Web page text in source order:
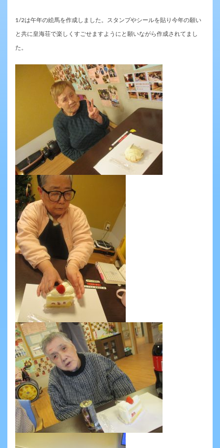
1/2は午年の絵馬を作成しました。スタンプやシールを貼り今年の願い
と共に皇海荘で楽しくすごせますようにと願いながら作成されてまし
た。